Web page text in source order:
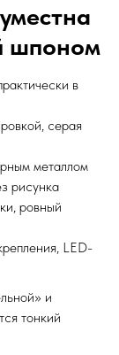
шпоном
в
серая
металлом
рисунка
ровный
LED-
и
тонкий